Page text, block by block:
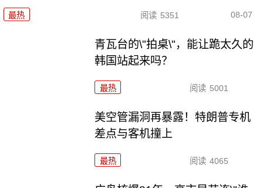
最热 阅读 5351 08-07
青瓦台的\"拍桌\"，能让跪太久的
韩国站起来吗？
最热 阅读 5001
美空管漏洞再暴露！特朗普专机
差点与客机撞上
最热 阅读 4065